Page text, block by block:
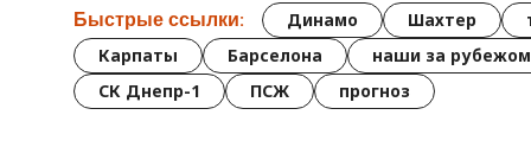
Быстрые ссылки: Динамо Шахтер
Карпаты
Барселона
наши за рубежом
СК Днепр-1
ПСЖ прогноз